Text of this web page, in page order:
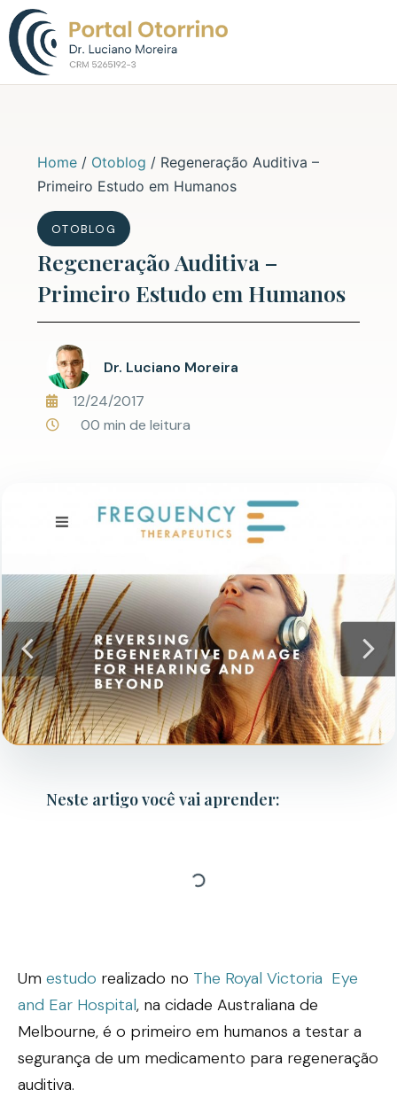
Home / Otoblog / Regeneração Auditiva –
Primeiro Estudo em Humanos
OTOBLOG
Regeneração Auditiva –
Primeiro Estudo em Humanos
Dr. Luciano Moreira
12/24/2017
00 min de leitura
Neste artigo você vai aprender:
Um estudo realizado no The Royal Victoria Eye
and Ear Hospital, na cidade Australiana de
Melbourne, é o primeiro em humanos a testar a
segurança de um medicamento para regeneração
auditiva.